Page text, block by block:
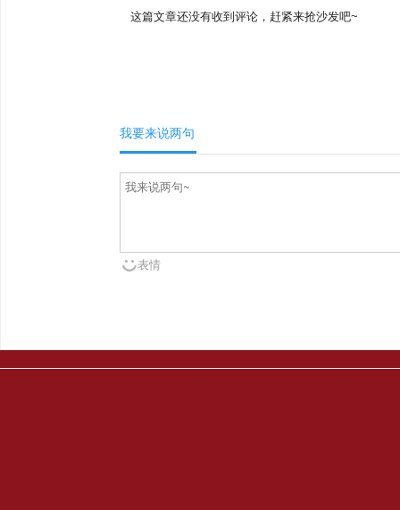
这篇文章还没有收到评论，赶紧来抢沙发吧~
我要来说两句
表情